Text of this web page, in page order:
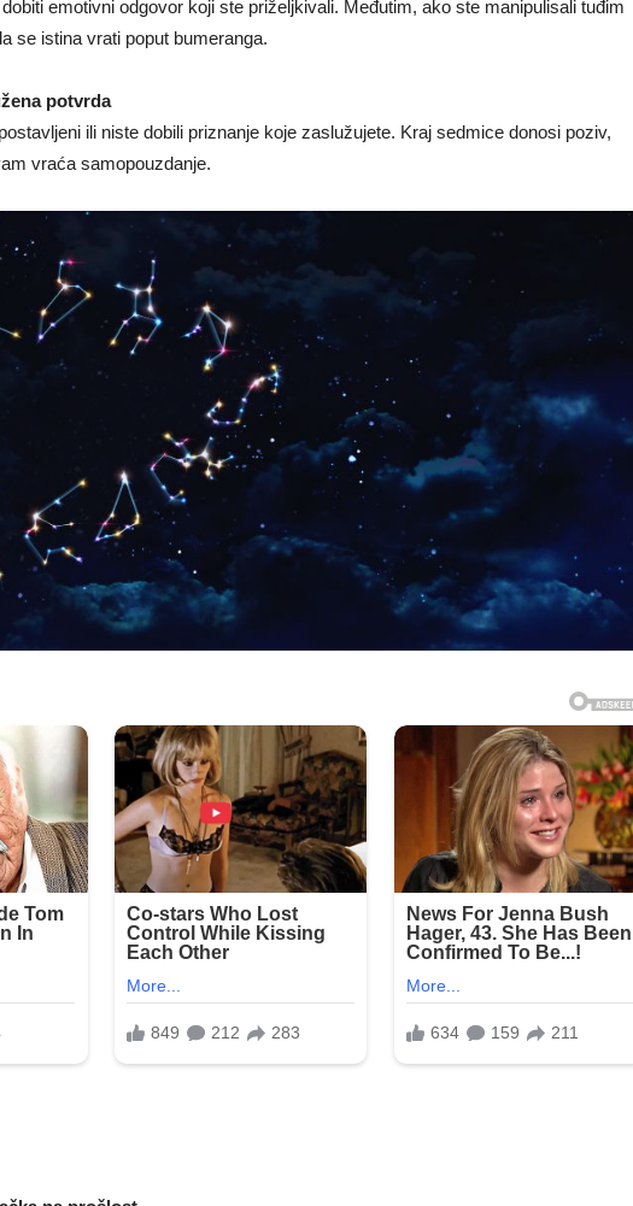
emotivni odgovor koji ste priželjkivali. Međutim, ako ste manipulisali tuđim
se istina vrati poput bumeranga.
potvrda
ili niste dobili priznanje koje zaslužujete. Kraj sedmice donosi poziv,
vraća samopouzdanje.